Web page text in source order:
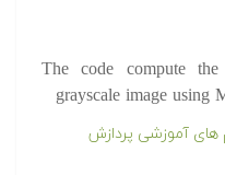
The code compute
grayscale image using
های آموزشی پردازش